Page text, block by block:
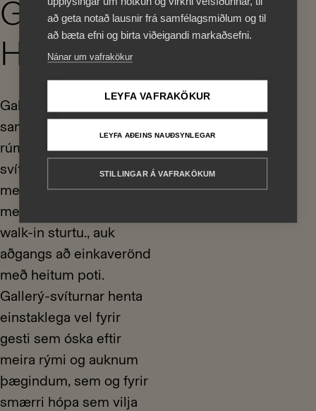
Gallery
Húsið
Gallerý húsið
samanstendur af 10
rúmgóðum, 40 fermetra
svítum. Hver svíta er
með sérbaðherbergi
með bæði baðkari og
walk-in sturtu., auk
aðgangs að einkaverönd
með heitum poti.
Gallerý-svíturnar henta
einstaklega vel fyrir
gesti sem óska eftir
meira rými og auknum
þægindum, sem og fyrir
smærri hópa sem vilja
að geta notað lausnir frá samfélagsmiðlum og til
að bæta efni og birta viðeigandi markaðsefni.
Nánar um vafrakökur
LEYFA VAFRAKÖKUR
LEYFA AÐEINS NAUÐSYNLEGAR
STILLINGAR Á VAFRAKÖKUM